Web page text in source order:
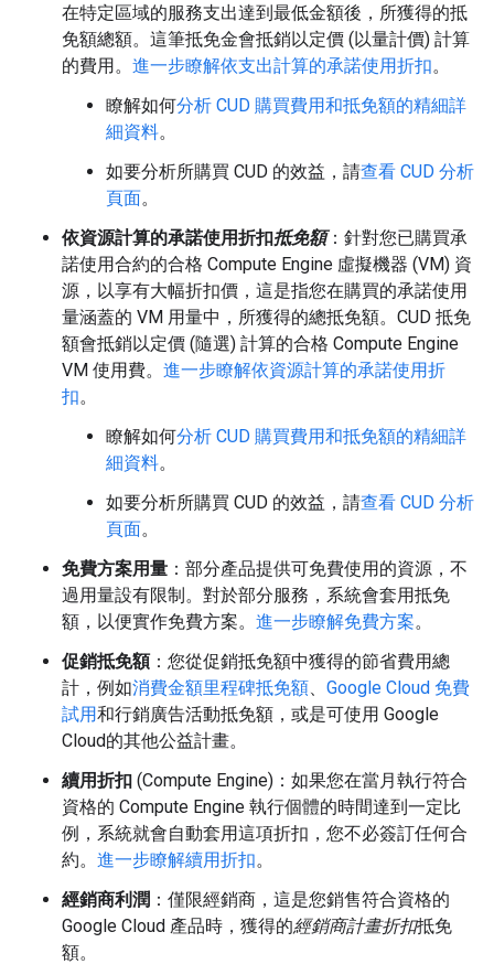
在特定區域的服務支出達到最低金額後，所獲得的抵
免額總額。這筆抵免金會抵銷以定價 (以量計價) 計算
的費用。 進一步瞭解依支出計算的承諾使用折扣。
瞭解如何分析 CUD 購買費用和抵免額的精細詳
細資料。
如要分析所購買 CUD 的效益，請查看 CUD 分析
頁面。
依資源計算的承諾使用折扣抵免額：針對您已購買承
諾使用合約的合格 Compute Engine 虛擬機器 (VM) 資
源，以享有大幅折扣價，這是指您在購買的承諾使用
量涵蓋的 VM 用量中，所獲得的總抵免額。CUD 抵免
額會抵銷以定價 (隨選) 計算的合格 Compute Engine
VM 使用費。 進一步瞭解依資源計算的承諾使用折
扣。
瞭解如何分析 CUD 購買費用和抵免額的精細詳
細資料。
如要分析所購買 CUD 的效益，請查看 CUD 分析
頁面。
免費方案用量 ：部分產品提供可免費使用的資源，不
過用量設有限制。對於部分服務，系統會套用抵免
額，以便實作免費方案。 進一步瞭解免費方案。
促銷抵免額：您從促銷抵免額中獲得的節省費用總
計，例如消費金額里程碑抵免額、 Google Cloud 免費
試用和行銷廣告活動抵免額，或是可使用 Google
Cloud的其他公益計畫。
續用折扣 (Compute Engine)：如果您在當月執行符合
資格的 Compute Engine 執行個體的時間達到一定比
例，系統就會自動套用這項折扣，您不必簽訂任何合
約。 進一步瞭解續用折扣。
經銷商利潤 ：僅限經銷商，這是您銷售符合資格的
Google Cloud 產品時，獲得的經銷商計畫折扣抵免
額。